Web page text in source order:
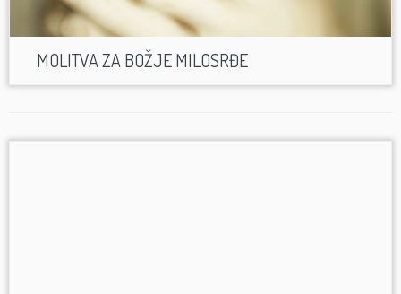
MOLITVA ZA BOŽJE MILOSRĐE